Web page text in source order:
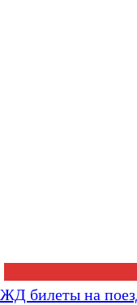
ЖД билеты на